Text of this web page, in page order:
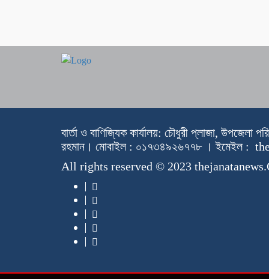
বার্তা ও বাণিজ্যিক কার্যালয়: চৌধুরী প্লাজা, উপজেলা
রহমান। মোবাইল : ০১৭৩৪৯২৬৭৭৮ । ইমেইল :
All rights reserved © 2023